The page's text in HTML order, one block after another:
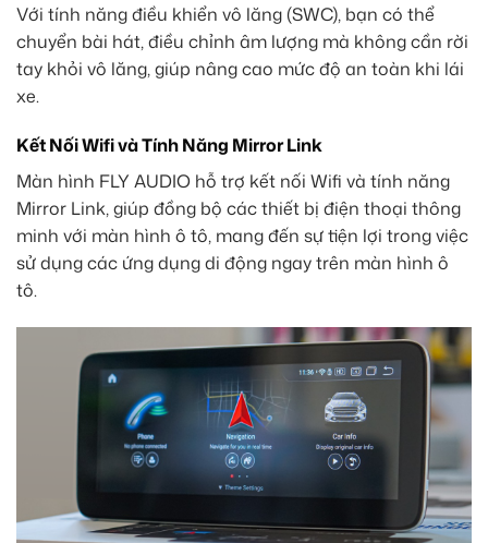
Với tính năng điều khiển vô lăng (SWC), bạn có thể
chuyển bài hát, điều chỉnh âm lượng mà không cần rời
tay khỏi vô lăng, giúp nâng cao mức độ an toàn khi lái
xe.
Kết Nối Wifi và Tính Năng Mirror Link
Màn hình FLY AUDIO hỗ trợ kết nối Wifi và tính năng
Mirror Link, giúp đồng bộ các thiết bị điện thoại thông
minh với màn hình ô tô, mang đến sự tiện lợi trong việc
sử dụng các ứng dụng di động ngay trên màn hình ô
tô.